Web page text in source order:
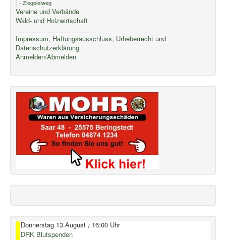
- Ziegeleiweg
Vereine und Verbände
Wald- und Holzwirtschaft
Impressum, Haftungsausschluss, Urheberrecht und
Datenschutzerklärung
Anmelden/Abmelden
Donnerstag 13.August / 16:00 Uhr
DRK Blutspenden